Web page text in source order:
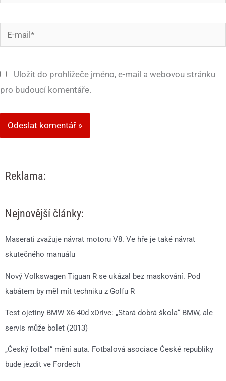
mail*
Uložit do prohlížeče jméno, e-mail a webovou stránku
pro budoucí komentáře.
Reklama:
Nejnovější články:
Maserati zvažuje návrat motoru V8. Ve hře je také návrat
skutečného manuálu
Nový Volkswagen Tiguan R se ukázal bez maskování. Pod
kabátem by měl mít techniku z Golfu R
Test ojetiny BMW X6 40d xDrive: „Stará dobrá škola“ BMW, ale
servis může bolet (2013)
„Český fotbal“ mění auta. Fotbalová asociace České republiky
bude jezdit ve Fordech